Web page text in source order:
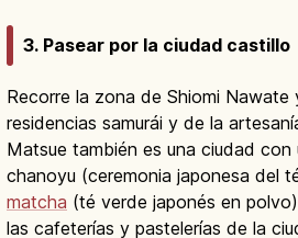
3. Pasear por la ciudad castillo
Recorre la zona de Shiomi Nawate
residencias samurái y de la
Matsue también es una ciudad con
chanoyu (ceremonia japonesa del
matcha (té verde japonés en
las cafeterías y pastelerías de la